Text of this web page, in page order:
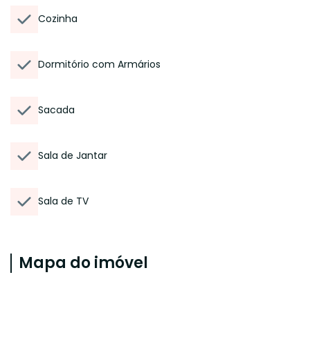
Cozinha
Dormitório com Armários
Sacada
Sala de Jantar
Sala de TV
Mapa do imóvel